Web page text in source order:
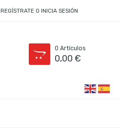
REGÍSTRATE O INICIA SESIÓN
0 Artículos
0,00€